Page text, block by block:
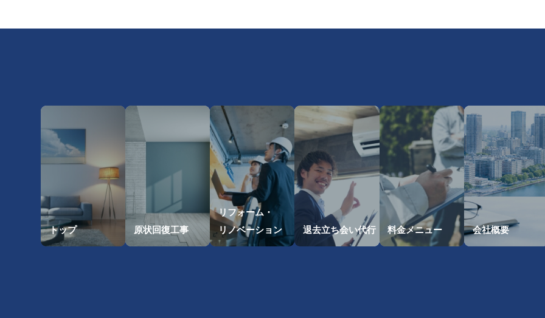
トップ 原状回復工事
リフォーム・
リノベーション
退去立ち会い代行 料金メニュー 会社概要